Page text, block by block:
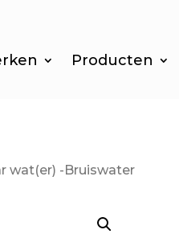
Producten
wat(er) -Bruiswater